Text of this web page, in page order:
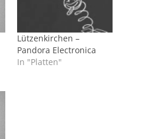
Lützenkirchen –
Pandora Electronica
In "Platten"